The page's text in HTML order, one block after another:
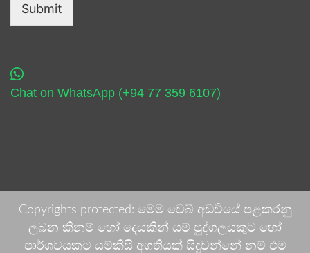
Submit
Chat on WhatsApp (+94 77 359 6107)
Copyrights protected: මෙම වෙබ් අඩවියේ පළකරනු
ලබන කිනම් හෝ දෙයකින් යම් පුද්ගලයකුට හෝ
පාර්ශවයකට යම්කිසි අගතියක් සිදුවන්නේ නම් එම